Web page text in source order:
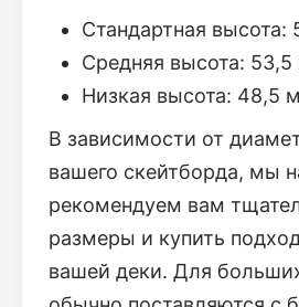
Стандартная высота:
Средняя высота:
Низкая высота: 48,5
В зависимости от
вашего скейтборда, мы
рекомендуем вам
размеры и купить
вашей деки. Для